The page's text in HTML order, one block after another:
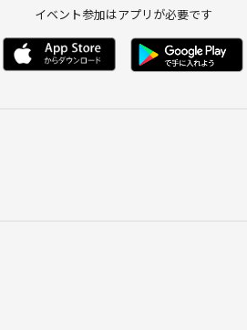
イベント参加はアプリが必要です